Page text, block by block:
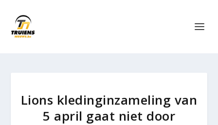
Lions kledinginzameling van
5 april gaat niet door